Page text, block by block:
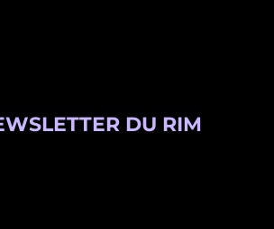
DU RIM